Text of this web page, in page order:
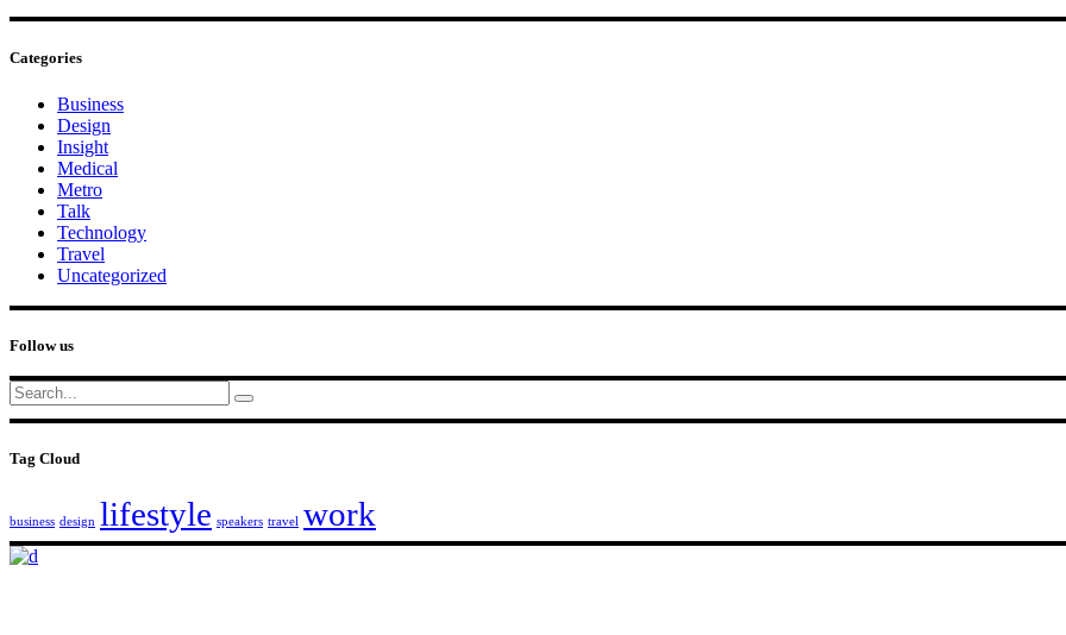
Categories
Business
Design
Insight
Medical
Metro
Talk
Technology
Travel
Uncategorized
Follow us
Search
for:
Tag Cloud
business design lifestyle speakers travel work